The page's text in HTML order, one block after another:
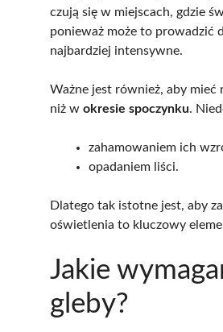
czują się w miejscach, gdzie
ponieważ może to prowadzić
najbardziej intensywne.
Ważne jest również, aby mieć
niż w okresie spoczynku.
zahamowaniem ich
opadaniem liści.
Dlatego tak istotne jest, aby
oświetlenia to kluczowy
Jakie
gleby?